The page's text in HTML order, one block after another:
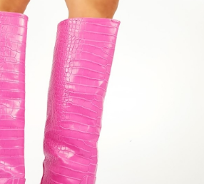
всъщност NewPay плаща
Вас. Вие я получавате и
да я платите към тях:
от момента на изпращане на
За покупки на стойност до
Заплащате 20% от стойността на
с карта. Останалата сума се
вноски без оскъпяване. За
до 1000 лв. / €511.31
Стойността на поръчката се
месечни вноски с оскъпяване. За
до 2000 лв. / €1022.61